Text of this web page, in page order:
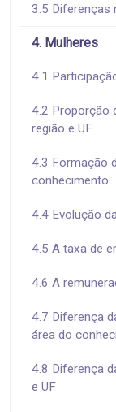
3.5 Diferenças
4. Mulheres
4.1
4.2 Proporção
região e UF
4.3 Formação
conhecimento
4.4 Evolução
4.5 A taxa de
4.6 A
4.7 Diferença
área do
4.8 Diferença
e UF